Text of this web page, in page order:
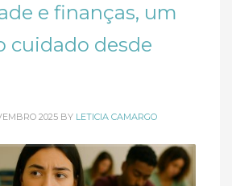
e finanças, um
cuidado desde
2025 BY LETICIA CAMARGO